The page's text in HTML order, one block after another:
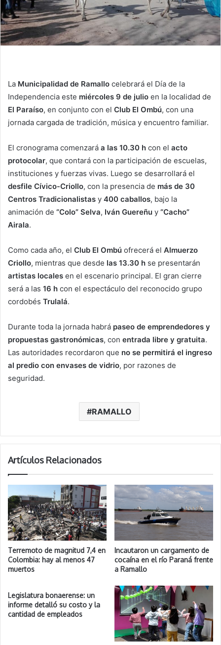
La Municipalidad de Ramallo celebrará el Día de la
Independencia este miércoles 9 de julio en la localidad de
El Paraíso, en conjunto con el Club El Ombú, con una
jornada cargada de tradición, música y encuentro familiar.
El cronograma comenzará a las 10.30 h con el acto
protocolar, que contará con la participación de escuelas,
instituciones y fuerzas vivas. Luego se desarrollará el
desfile Cívico-Criollo, con la presencia de más de 30
Centros Tradicionalistas y 400 caballos, bajo la
animación de “Colo” Selva, Iván Guereñu y “Cacho”
Airala.
Como cada año, el Club El Ombú ofrecerá el Almuerzo
Criollo, mientras que desde las 13.30 h se presentarán
artistas locales en el escenario principal. El gran cierre
será a las 16 h con el espectáculo del reconocido grupo
cordobés Trulalá.
Durante toda la jornada habrá paseo de emprendedores y
propuestas gastronómicas, con entrada libre y gratuita.
Las autoridades recordaron que no se permitirá el ingreso
al predio con envases de vidrio, por razones de
seguridad.
RAMALLO
Artículos Relacionados
Terremoto de magnitud 7,4 en
Colombia: hay al menos 47
muertos
Incautaron un cargamento de
cocaína en el río Paraná frente
a Ramallo
Legislatura bonaerense: un
informe detalló su costo y la
cantidad de empleados